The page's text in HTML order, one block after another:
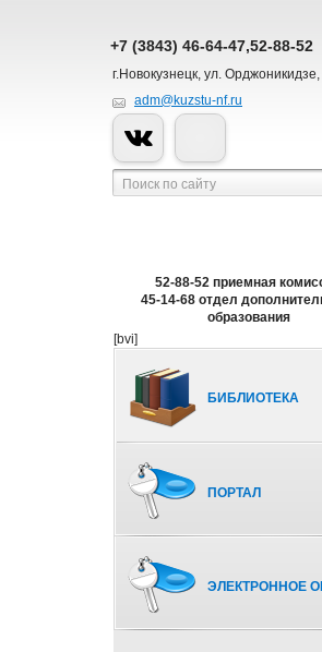
+7 (3843) 46-64-47,52-88-52
г.Новокузнецк, ул.
adm@kuzstu-nf.ru
52-88-52 приемная
45-14-68 отдел
образования
[bvi]
БИБЛИОТЕКА
ПОРТАЛ
ЭЛЕКТРОННОЕ